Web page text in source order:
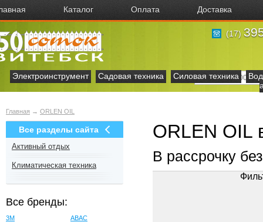
Каталог Оплата Доставка
(17)
Электроинструмент Садовая техника Силовая техника
Главная → ORLEN OIL
Все разделы сайта
Активный отдых
Климатическая техника
Все бренды:
3M
ABAC
ORLEN OIL
В рассрочку